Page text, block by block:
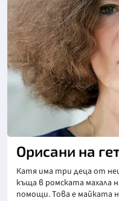
Орисани на
Катя има три деца от
къща в ромската махала
помощи. Това е майката